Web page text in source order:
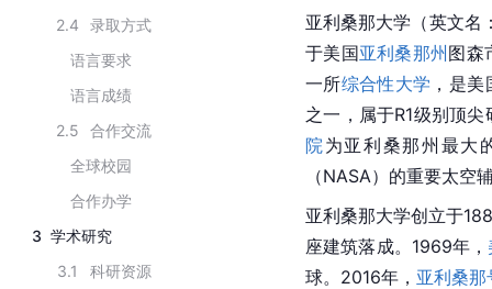
2.4
录取方式
语言要求
语言成绩
2.5
合作交流
全球校园
合作办学
3 学术研究
3.1
科研资源
亚利桑那大学（英文
于美国亚利桑那州图森
一所综合性大学 ，是美
之一，属于R1级别顶
院 为亚利桑那州最大
（NASA）的重要太空
亚利桑那大学创立于
座建筑落成。1969年，
球。2016年， 亚利桑那